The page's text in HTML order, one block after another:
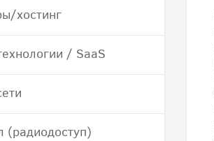
хостинг
/ SaaS
(радиодоступ)